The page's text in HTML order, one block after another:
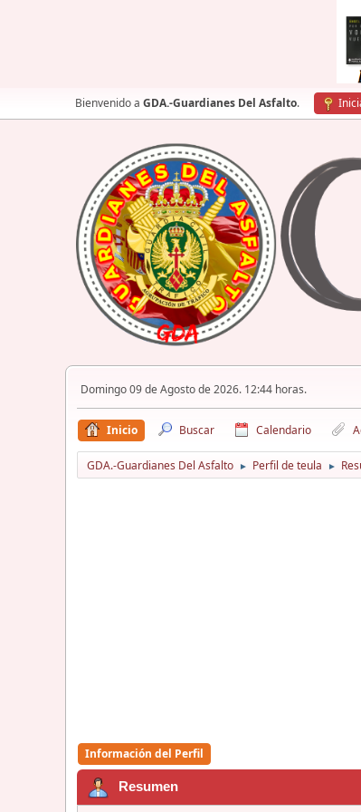
Bienvenido a GDA.-Guardianes Del Asfalto.
Domingo 09 de Agosto de 2026. 12:44 horas.
Inicio Buscar Calendario
GDA.-Guardianes Del Asfalto ► Perfil de teula ►
Información del Perfil
Resumen